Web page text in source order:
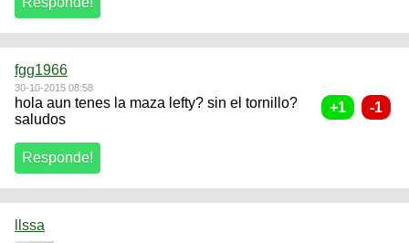
fgg1966
30-10-2015 08:58
hola aun tenes la maza lefty? sin el tornillo?
saludos
llssa